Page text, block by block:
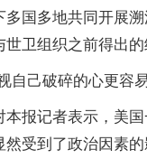
国多地共同开展
卫组织之前得出
自己破碎的心更容
报记者表示，美
受到了政治因素的